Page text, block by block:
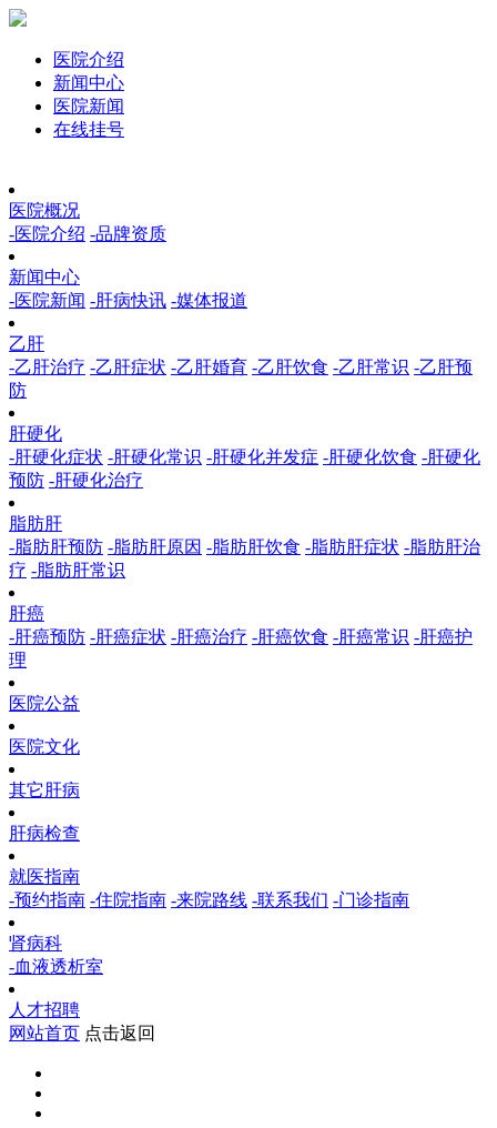
医院介绍
新闻中心
医院新闻
在线挂号
医院概况
-医院介绍 -品牌资质
新闻中心
-医院新闻 -肝病快讯 -媒体报道
乙肝
-乙肝治疗 -乙肝症状 -乙肝婚育 -乙肝饮食 -乙肝常识 -乙肝预
防
肝硬化
-肝硬化症状 -肝硬化常识 -肝硬化并发症 -肝硬化饮食 -肝硬化
预防 -肝硬化治疗
脂肪肝
-脂肪肝预防 -脂肪肝原因 -脂肪肝饮食 -脂肪肝症状 -脂肪肝治
疗 -脂肪肝常识
肝癌
-肝癌预防 -肝癌症状 -肝癌治疗 -肝癌饮食 -肝癌常识 -肝癌护
理
医院公益
医院文化
其它肝病
肝病检查
就医指南
-预约指南 -住院指南 -来院路线 -联系我们 -门诊指南
肾病科
-血液透析室
人才招聘
网站首页 点击返回